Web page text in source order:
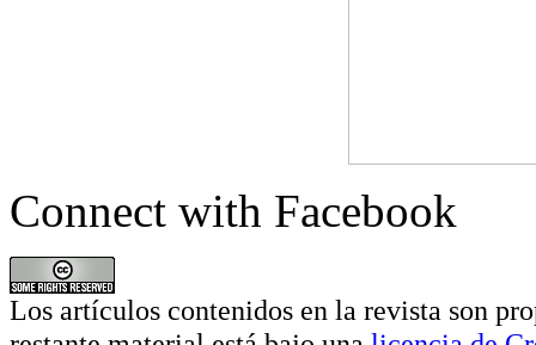
Connect with Facebook
Los artículos contenidos en la revista son